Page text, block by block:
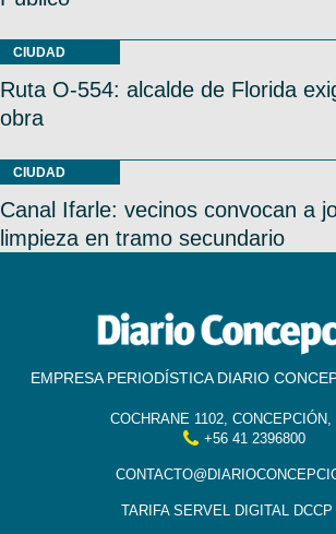
CIUDAD
Ruta O-554: alcalde de Florida
obra
CIUDAD
Canal Ifarle: vecinos convocan a
limpieza en tramo secundario
EMPRESA PERIODÍSTICA DIARIO
COCHRANE 1102, CONCEPCIÓN,
+56 41 2396800
TARIFA SERVEL DIGITAL DCCP